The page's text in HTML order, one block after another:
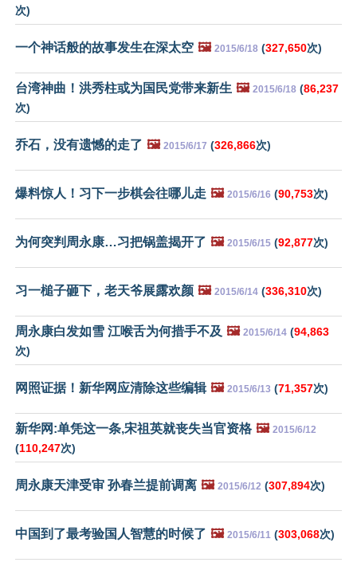
次)
一个神话般的故事发生在深太空 🖼️ 2015/6/18 (327,650次)
台湾神曲！洪秀柱或为国民党带来新生 🖼️ 2015/6/18 (86,237
次)
乔石，没有遗憾的走了 🖼️ 2015/6/17 (326,866次)
爆料惊人！习下一步棋会往哪儿走 🖼️ 2015/6/16 (90,753次)
为何突判周永康…习把锅盖揭开了 🖼️ 2015/6/15 (92,877次)
习一槌子砸下，老天爷展露欢颜 🖼️ 2015/6/14 (336,310次)
周永康白发如雪 江喉舌为何措手不及 🖼️ 2015/6/14 (94,863
次)
网照证据！新华网应清除这些编辑 🖼️ 2015/6/13 (71,357次)
新华网:单凭这一条,宋祖英就丧失当官资格 🖼️ 2015/6/12
(110,247次)
周永康天津受审 孙春兰提前调离 🖼️ 2015/6/12 (307,894次)
中国到了最考验国人智慧的时候了 🖼️ 2015/6/11 (303,068次)